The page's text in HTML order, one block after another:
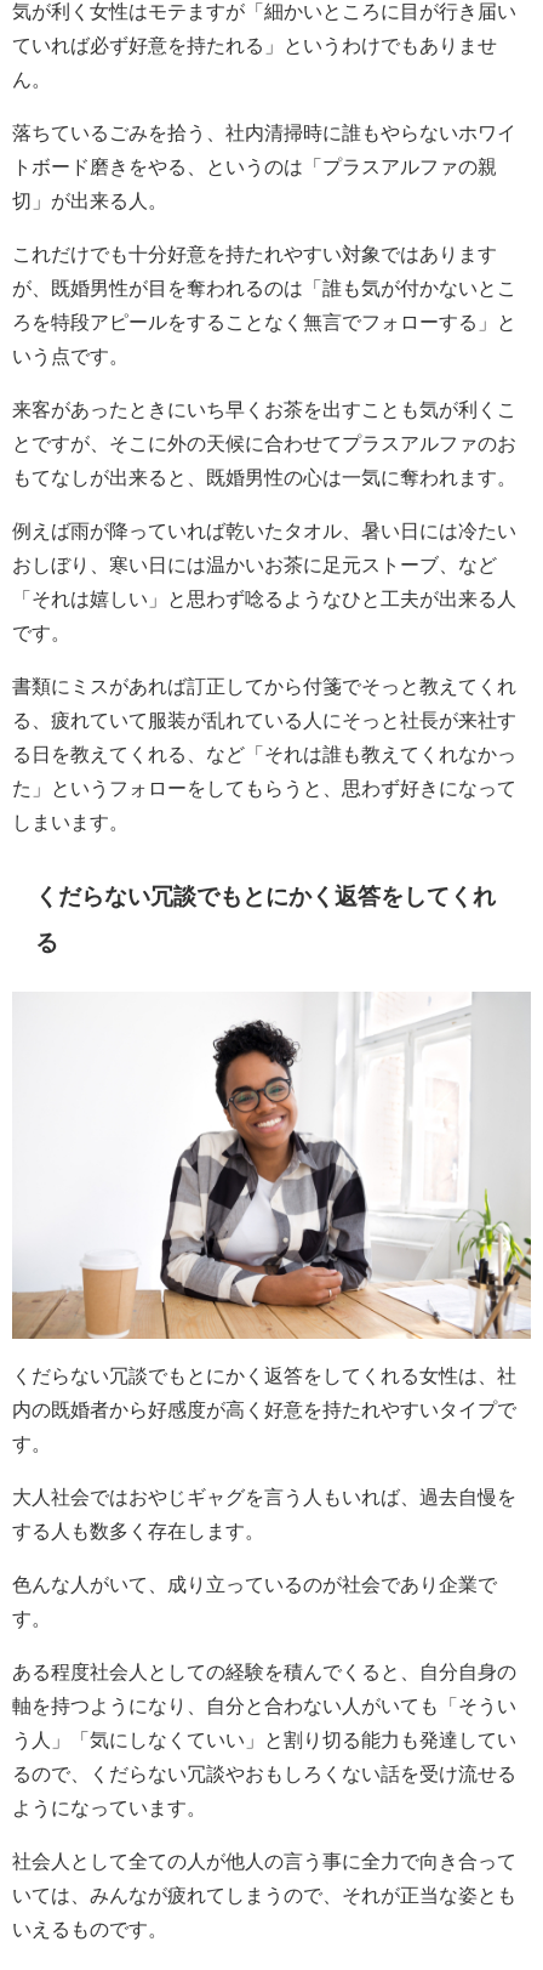
気が利く女性はモテますが「細かいところに目が行き届い
ていれば必ず好意を持たれる」というわけでもありませ
ん。
落ちているごみを拾う、社内清掃時に誰もやらないホワイ
トボード磨きをやる、というのは「プラスアルファの親
切」が出来る人。
これだけでも十分好意を持たれやすい対象ではあります
が、既婚男性が目を奪われるのは「誰も気が付かないとこ
ろを特段アピールをすることなく無言でフォローする」と
いう点です。
来客があったときにいち早くお茶を出すことも気が利くこ
とですが、そこに外の天候に合わせてプラスアルファのお
もてなしが出来ると、既婚男性の心は一気に奪われます。
例えば雨が降っていれば乾いたタオル、暑い日には冷たい
おしぼり、寒い日には温かいお茶に足元ストーブ、など
「それは嬉しい」と思わず唸るようなひと工夫が出来る人
です。
書類にミスがあれば訂正してから付箋でそっと教えてくれ
る、疲れていて服装が乱れている人にそっと社長が来社す
る日を教えてくれる、など「それは誰も教えてくれなかっ
た」というフォローをしてもらうと、思わず好きになって
しまいます。
くだらない冗談でもとにかく返答をしてくれ
る
くだらない冗談でもとにかく返答をしてくれる女性は、社
内の既婚者から好感度が高く好意を持たれやすいタイプで
す。
大人社会ではおやじギャグを言う人もいれば、過去自慢を
する人も数多く存在します。
色んな人がいて、成り立っているのが社会であり企業で
す。
ある程度社会人としての経験を積んでくると、自分自身の
軸を持つようになり、自分と合わない人がいても「そうい
う人」「気にしなくていい」と割り切る能力も発達してい
るので、くだらない冗談やおもしろくない話を受け流せる
ようになっています。
社会人として全ての人が他人の言う事に全力で向き合って
いては、みんなが疲れてしまうので、それが正当な姿とも
いえるものです。